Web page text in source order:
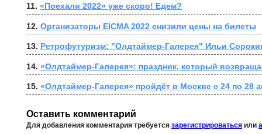
11. «Поехали 2022» уже скоро! Едем?
12. Организаторы EICMA 2022 снизили цены на билеты
13. Ретрофутуризм: "Олдтаймер-Галерея" Ильи
14. «Олдтаймер-Галерея»: праздник, который
15. «Олдтаймер-Галерея» пройдёт в Москве с 24 по 28
Оставить комментарий
Для добавления комментария требуется зарегистрироваться или